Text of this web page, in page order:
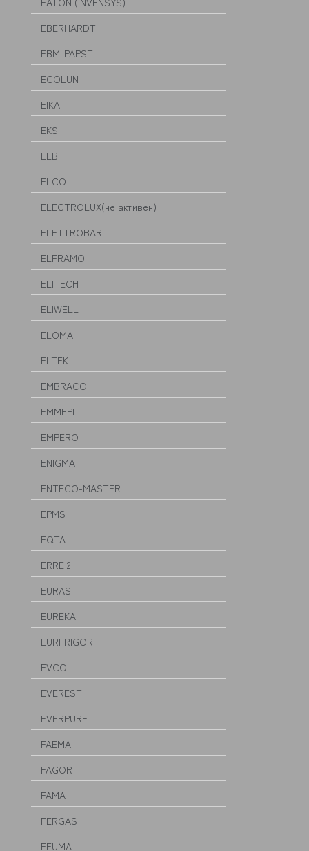
EBERHARDT
EBM-PAPST
ECOLUN
EIKA
EKSI
ELBI
ELCO
ELECTROLUX(не активен)
ELETTROBAR
ELFRAMO
ELITECH
ELIWELL
ELOMA
ELTEK
EMBRACO
EMMEPI
EMPERO
ENIGMA
ENTECO-MASTER
EPMS
EQTA
ERRE 2
EURAST
EUREKA
EURFRIGOR
EVCO
EVEREST
EVERPURE
FAEMA
FAGOR
FAMA
FERGAS
FEUMA